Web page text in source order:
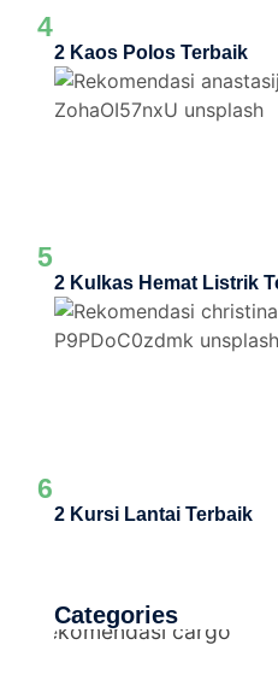
4
2 Kaos Polos Terbaik
5
2 Kulkas Hemat Listrik
6
2 Kursi Lantai Terbaik
Categories